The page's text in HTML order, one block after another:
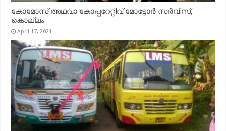
കോമോസ് അഥവാ കോപ്പറേറ്റിവ് മോട്ടോര്‍ സര്‍വീസ്,
കൊല്ലം
April 17, 2021